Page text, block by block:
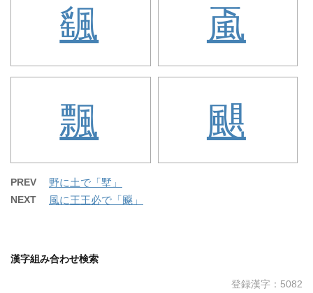
颻 颪
飄 颶
PREV 野に土で「墅」
NEXT 風に王王必で「飋」
漢字組み合わせ検索
登録漢字：5082